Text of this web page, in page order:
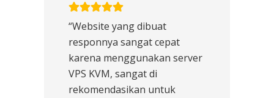
“Website yang dibuat
responnya sangat cepat
karena menggunakan server
VPS KVM, sangat di
rekomendasikan untuk